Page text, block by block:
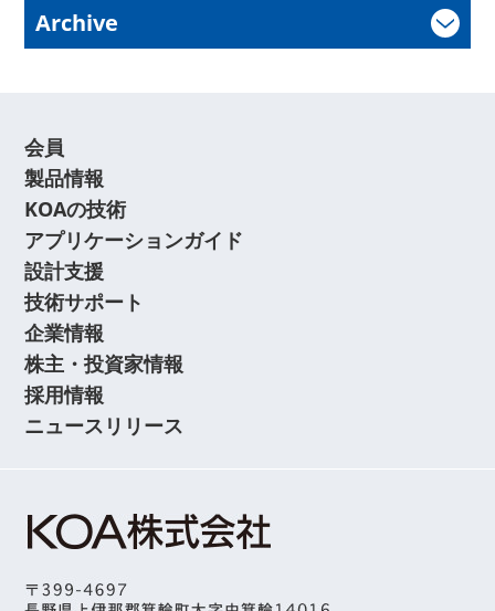
Archive
会員
製品情報
KOAの技術
アプリケーションガイド
設計支援
技術サポート
企業情報
株主・投資家情報
採用情報
ニュースリリース